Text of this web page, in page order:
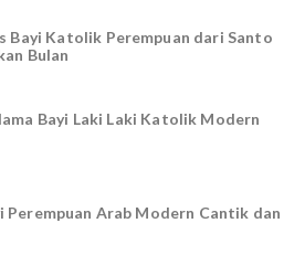
Bayi Katolik Perempuan dari Santo
Bulan
Bayi Laki Laki Katolik Modern
Perempuan Arab Modern Cantik dan